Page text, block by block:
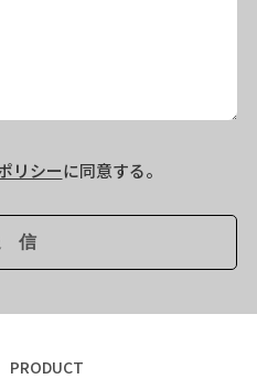
リシーに同意する。
PRODUCT